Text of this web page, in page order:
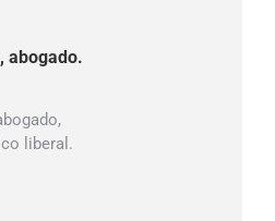
abogado.
liberal.